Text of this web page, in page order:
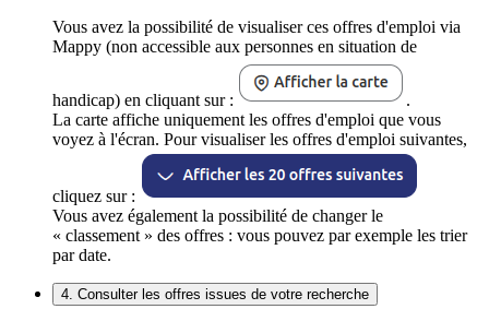
Vous avez la possibilité de visualiser ces offres d'emploi via
Mappy (non accessible aux personnes en situation de
handicap) en cliquant sur :
.
La carte affiche uniquement les offres d'emploi que vous
voyez à l'écran. Pour visualiser les offres d'emploi suivantes,
cliquez sur :
Vous avez également la possibilité de changer le
« classement » des offres : vous pouvez par exemple les trier
par date.
4. Consulter les offres issues de votre recherche